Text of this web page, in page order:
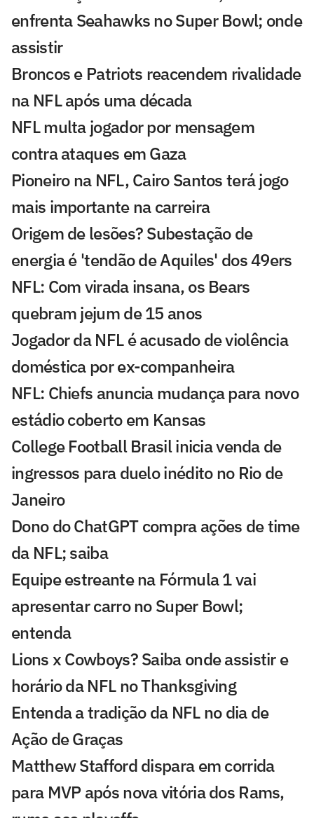
enfrenta Seahawks no Super Bowl; onde
assistir
Broncos e Patriots reacendem rivalidade
na NFL após uma década
NFL multa jogador por mensagem
contra ataques em Gaza
Pioneiro na NFL, Cairo Santos terá jogo
mais importante na carreira
Origem de lesões? Subestação de
energia é 'tendão de Aquiles' dos 49ers
NFL: Com virada insana, os Bears
quebram jejum de 15 anos
Jogador da NFL é acusado de violência
doméstica por ex-companheira
NFL: Chiefs anuncia mudança para novo
estádio coberto em Kansas
College Football Brasil inicia venda de
ingressos para duelo inédito no Rio de
Janeiro
Dono do ChatGPT compra ações de time
da NFL; saiba
Equipe estreante na Fórmula 1 vai
apresentar carro no Super Bowl;
entenda
Lions x Cowboys? Saiba onde assistir e
horário da NFL no Thanksgiving
Entenda a tradição da NFL no dia de
Ação de Graças
Matthew Stafford dispara em corrida
para MVP após nova vitória dos Rams,